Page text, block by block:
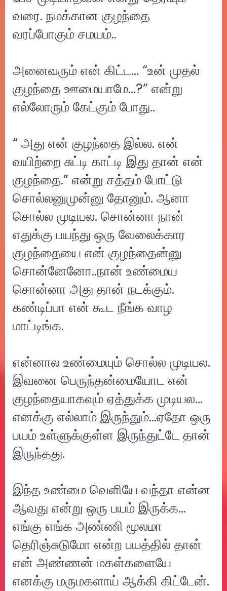
வரை. நமக்கான குழந்தை
வரப்போகும் சமயம்..
அனைவரும் என் கிட்ட… “உன் முதல்
குழந்தை ஊமையாமே…?” என்று
எல்லோரும் கேட்கும் போது..
“ அது என் குழந்தை இல்ல. என்
வயிற்றை சுட்டி காட்டி இது தான் என்
குழந்தை.” என்று சத்தம் போட்டு
சொல்லனுமுன்னு தோனும். ஆனா
சொல்ல முடியல. சொன்னா நான்
எதுக்கு பயந்து ஒரு வேலைக்கார
குழந்தையை என் குழந்தைன்னு
சொன்னேனோ..நான் உண்மைய
சொன்னா அது தான் நடக்கும்.
கண்டிப்பா என் கூட நீங்க வாழ
மாட்டிங்க.
என்னால உண்மையும் சொல்ல முடியல.
இவனை பெருந்தன்மையோட என்
குழந்தையாகவும் ஏத்துக்க முடியல…
எனக்கு எல்லாம் இருந்தும்...ஏதோ ஒரு
பயம் உள்ளுக்குள்ள இருந்துட்டே தான்
இருந்தது.
இந்த உண்மை வெளியே வந்தா என்ன
ஆவது என்று ஒரு பயம் இருக்க…
எங்கு எங்க அண்ணி மூலமா
தெரிஞ்சுடுமோ என்ற பயத்தில் தான்
என் அண்ணன் மகள்களையே
எனக்கு மருமகளாய் ஆக்கி கிட்டேன்.